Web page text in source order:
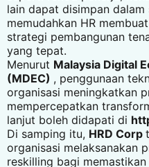
lain dapat disimpan
memudahkan HR
strategi pembangunan
yang tepat.
Menurut Malaysia Digital
(MDEC) , penggunaan
organisasi meningkatkan
mempercepatkan
lanjut boleh didapati di
Di samping itu, HRD Corp
organisasi melaksanakan
reskilling bagi